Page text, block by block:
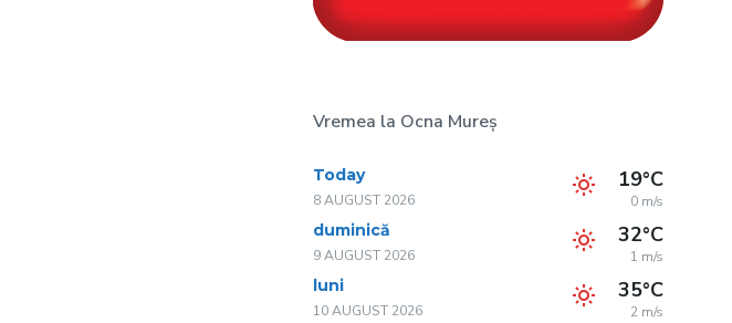
Vremea la Ocna Mureș
Today
8 AUGUST 2026
19°C
0 m/s
duminică
9 AUGUST 2026
32°C
1 m/s
luni
10 AUGUST 2026
35°C
2 m/s